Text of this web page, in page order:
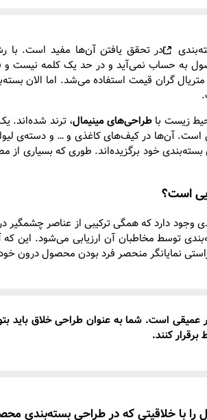
در تحقق یافتن آن‌ها مفید است. با
به حساب نمی‌آید و در حد یک کلمه نیست و
گران قیمت استفاده می‌شد. اما الان
زیست با طراحی‌های مینیمال، ترند شده‌اند.
آن‌ها در کیف‌های کاغذی و … و دسته‌ی لیوان
خود برگزیده‌اند. طوری که بسیاری از
است؟
وجود دارد که همگی ترکیبی از عناصر چشمگیر
توسط مخاطبان آن ارزیابی می‌شود. این که
نمایانگر منحصر فرد بودن محصول درون
عمیقی است. شما به عنوان طراحی خلاق باید
برقرار کنند.
را با خلاقیتی که در طراحی بسته‌بندی